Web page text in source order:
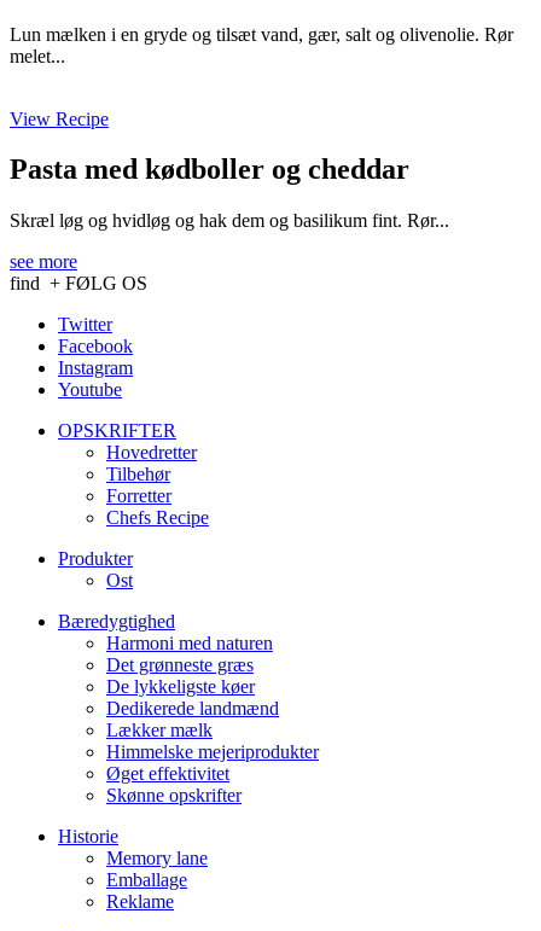
Lun mælken i en gryde og tilsæt vand, gær, salt og olivenolie. Rør
melet...
View Recipe
Pasta med kødboller og cheddar
Skræl løg og hvidløg og hak dem og basilikum fint. Rør...
see more
find + FØLG OS
Twitter
Facebook
Instagram
Youtube
OPSKRIFTER
Hovedretter
Tilbehør
Forretter
Chefs Recipe
Produkter
Ost
Bæredygtighed
Harmoni med naturen
Det grønneste græs
De lykkeligste køer
Dedikerede landmænd
Lækker mælk
Himmelske mejeriprodukter
Øget effektivitet
Skønne opskrifter
Historie
Memory lane
Emballage
Reklame